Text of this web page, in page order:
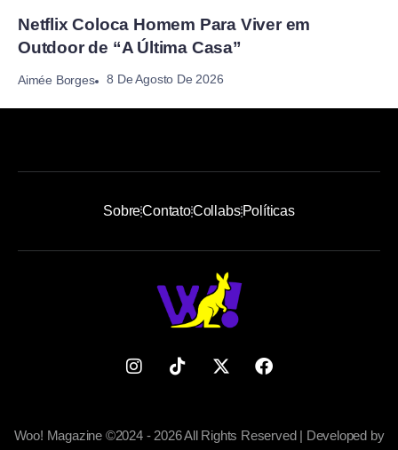
Netflix Coloca Homem Para Viver em
Outdoor de “A Última Casa”
Aimée Borges 8 De Agosto De 2026
SobreContatoCollabsPolíticas
Woo! Magazine ©2024 - 2026 All Rights Reserved | Developed by